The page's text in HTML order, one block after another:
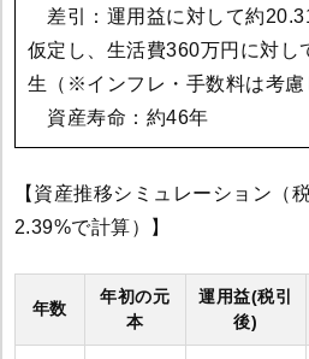
差引：運用益に対して約
仮定し、生活費360万円に対し
生（※インフレ・手数料は考慮
資産寿命：約46年
【資産推移シミュレーション（
2.39%で計算）】
年数
年初の元
本
運用益(税引
後)